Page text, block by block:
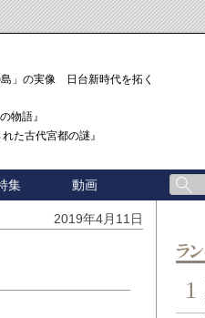
」の実像 日台新時代を拓く「3
物語』
た古代宮都の謎』
集 動画
2019年4月11日
1